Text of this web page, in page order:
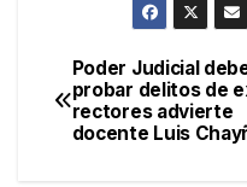
de
Poder Judicial
probar delitos de
rectores advierte
docente Luis